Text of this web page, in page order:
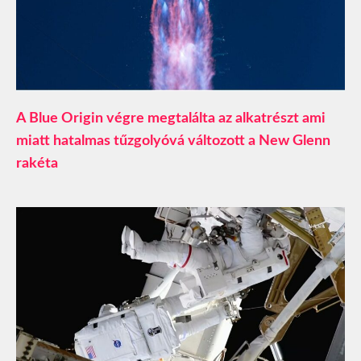
A Blue Origin végre megtalálta az alkatrészt ami
miatt hatalmas tűzgolyóvá változott a New Glenn
rakéta